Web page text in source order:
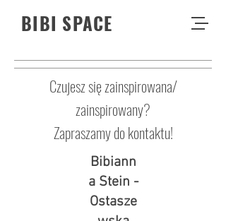
BIBI SPACE
Czujesz się zainspirowana/
zainspirowany?
Zapraszamy do kontaktu!
Bibiann
a Stein -
Ostasze